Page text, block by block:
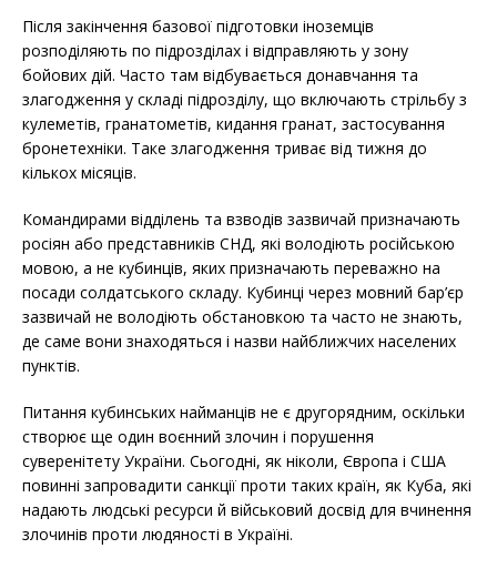
Після закінчення базової підготовки іноземців
розподіляють по підрозділах і відправляють у зону
бойових дій. Часто там відбувається донавчання та
злагодження у складі підрозділу, що включають стрільбу з
кулеметів, гранатометів, кидання гранат, застосування
бронетехніки. Таке злагодження триває від тижня до
кількох місяців.
Командирами відділень та взводів зазвичай призначають
росіян або представників СНД, які володіють російською
мовою, а не кубинців, яких призначають переважно на
посади солдатського складу. Кубинці через мовний бар’єр
зазвичай не володіють обстановкою та часто не знають,
де саме вони знаходяться і назви найближчих населених
пунктів.
Питання кубинських найманців не є другорядним, оскільки
створює ще один воєнний злочин і порушення
суверенітету України. Сьогодні, як ніколи, Європа і США
повинні запровадити санкції проти таких країн, як Куба, які
надають людські ресурси й військовий досвід для вчинення
злочинів проти людяності в Україні.